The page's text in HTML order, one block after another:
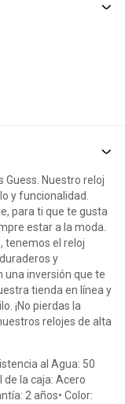
Guess. Nuestro reloj
y funcionalidad.
para ti que te gusta
estar a la moda.
tenemos el reloj
y
una inversión que te
tienda en línea y
¡No pierdas la
relojes de alta
al Agua: 50
de la caja: Acero
2 años• Color: